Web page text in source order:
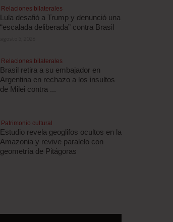
Relaciones bilaterales
Lula desafió a Trump y denunció una
“escalada deliberada” contra Brasil
Relaciones bilaterales
Brasil retira a su embajador en
Argentina en rechazo a los insultos
de Milei contra ...
Patrimonio cultural
Estudio revela geoglifos ocultos en la
Amazonia y revive paralelo con
geometría de Pitágoras